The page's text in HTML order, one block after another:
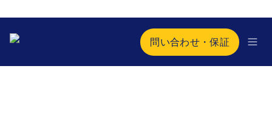
問い合わせ・保証